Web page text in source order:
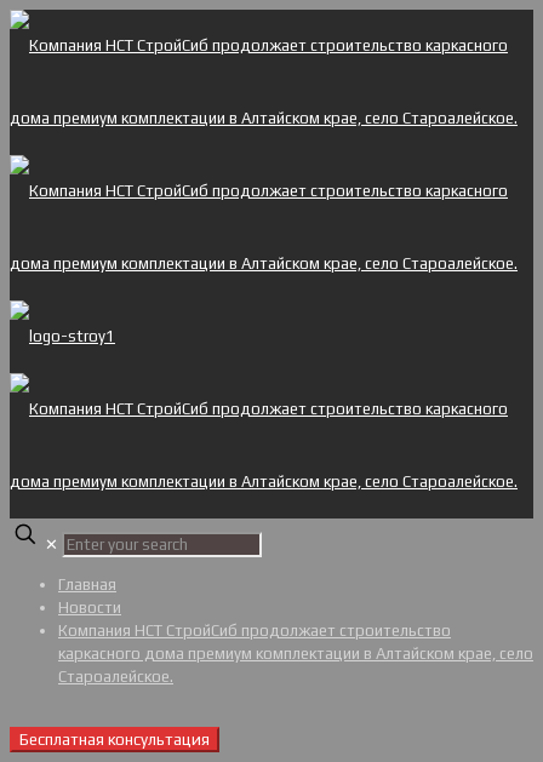
✕
Главная
Новости
Компания НСТ СтройСиб продолжает строительство
каркасного дома премиум комплектации в Алтайском крае, село
Староалейское.
Бесплатная консультация